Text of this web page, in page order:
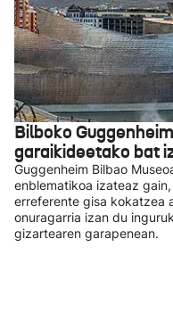
Bilboko
garaikideetako bat
Guggenheim Bilbao
enblematikoa izateaz
erreferente gisa kokatzea
onuragarria izan du
gizartearen garapenean.